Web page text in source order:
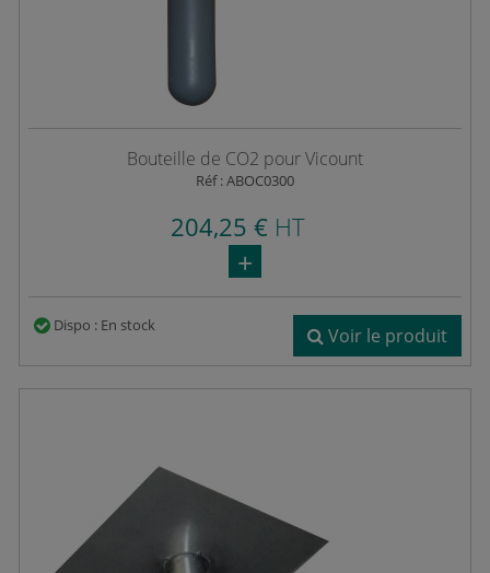
Bouteille de CO2 pour Vicount
Réf : ABOC0300
204,25 € HT
Dispo : En stock Voir le produit